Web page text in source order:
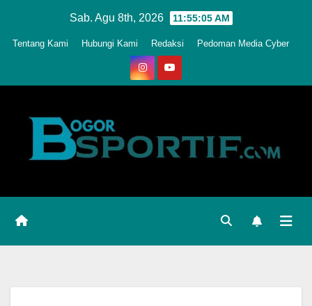
Sab. Agu 8th, 2026 11:55:08 AM
Tentang Kami Hubungi Kami Redaksi Pedoman Media Cyber